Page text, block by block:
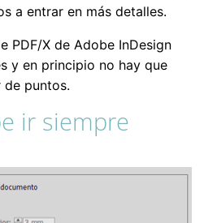
a entrar en más detalles.
PDF/X de Adobe InDesign
y en principio no hay que
puntos.
ir siempre